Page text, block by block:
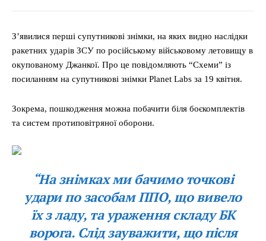
З’явилися перші супутникові знімки, на яких видно наслідки
ракетних ударів ЗСУ по російському військовому летовищу в
окупованому Джанкої. Про це повідомляють “Схеми” із
посиланням на супутникові знімки Planet Labs за 19 квітня.
Зокрема, пошкодження можна побачити біля боєкомплектів
та систем протиповітряної оборони.
“На знімках ми бачимо точкові
удари по засобам ППО, що вивело
їх з ладу, та ураження складу БК
ворога. Слід зауважити, що після